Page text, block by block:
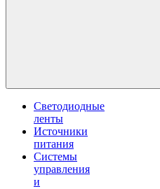
Светодиодные
ленты
Источники
питания
Системы
управления
и